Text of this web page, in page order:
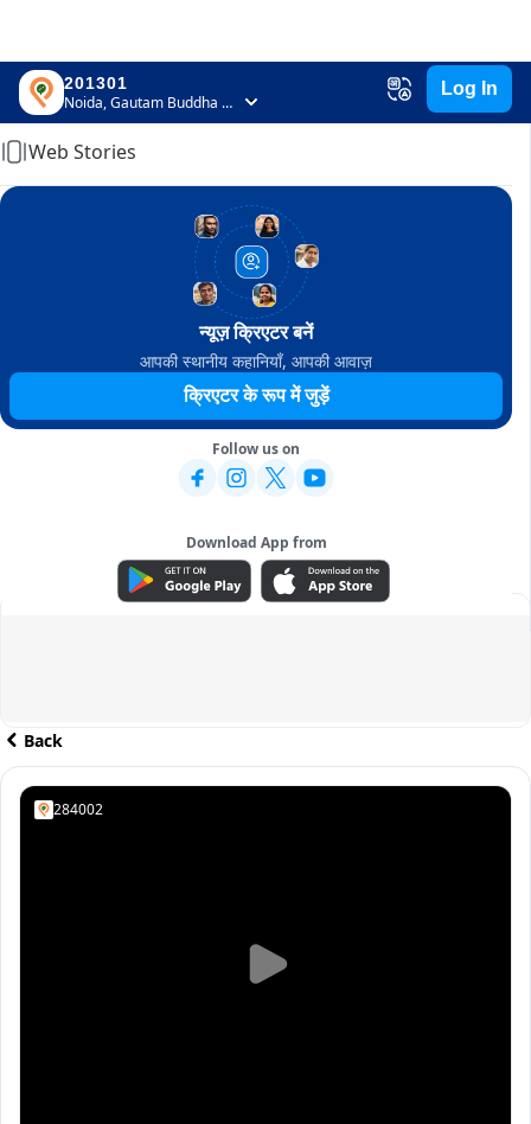
201301
Noida, Gautam Buddha Nagar, Uttar Pradesh
Log In
Home
Web Stories
न्यूज़ क्रिएटर बनें
आपकी स्थानीय कहानियाँ, आपकी आवाज़
क्रिएटर के रूप में जुड़ें
Follow us on
Download App from
ADVERTISEMENT
Back
284002